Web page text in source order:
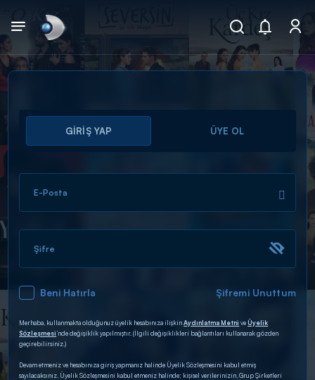
Arama
ARAMA SONUÇLARI
DİĞER SONUÇLAR
GİRİŞ YAP ÜYE OL
E-Posta
Şifre
Beni Hatırla Şifremi Unuttum
Merhaba, kullanmakta olduğunuz üyelik hesabınıza ilişkinAydınlatma Metni veÜyelik
Sözleşmesi’nde değişiklik yapılmıştır. (İlgili değişiklikleri bağlantıları kullanarak gözden
geçirebilirsiniz.)
Devam etmeniz ve hesabınıza giriş yapmanız halinde Üyelik Sözleşmesini kabul etmiş
sayılacaksınız. Üyelik Sözleşmesini kabul etmeniz halinde; kişisel verilerinizin, Grup Şirketleri